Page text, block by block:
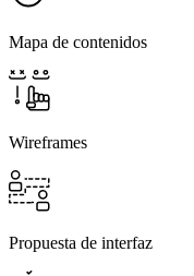
Mapa de contenidos
Wireframes
Propuesta de interfaz